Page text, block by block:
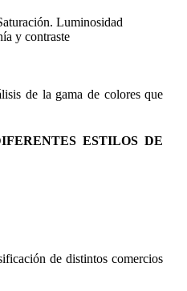
Luminosidad
y contraste
de la gama de colores que
ESTILOS DE
de distintos comercios